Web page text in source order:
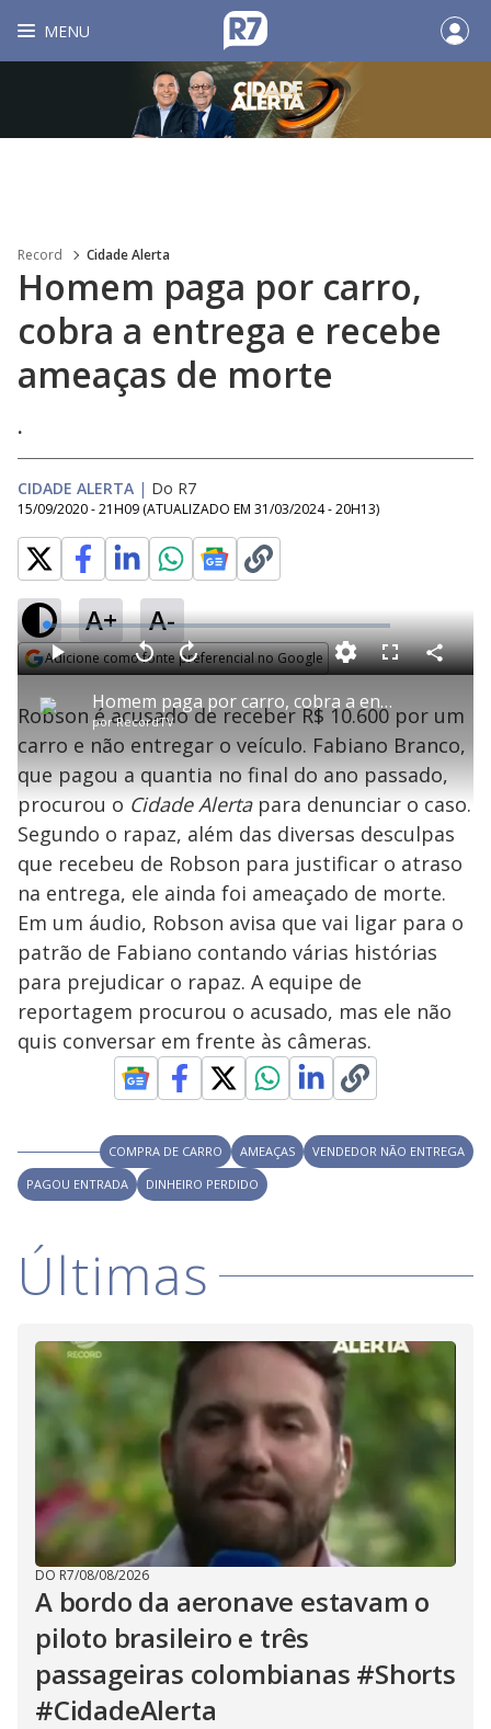
MENU
Record Cidade Alerta
Homem paga por carro,
cobra a entrega e recebe
ameaças de morte
.
CIDADE ALERTA | Do R7
15/09/2020 - 21H09 (ATUALIZADO EM 31/03/2024 - 20H13)
A+ A-
Adicione como fonte preferencial no Google
P
l
a
y
V
i
d
e
Homem paga por carro, cobra a entrega e recebe ameaças de morte
porRecordTV
P V
t
a
r
0
e
g
u
n
d
s
A
n
ç
a
1
0
s
e
u
n
M
u
d
o
L
o
a
d
e
:
1
.
1
5
%
F
l
n
C
o
a
r
i
l
a
Robson é acusado de receber R$ 10.600 por um
carro e não entregar o veículo. Fabiano Branco,
que pagou a quantia no final do ano passado,
procurou o Cidade Alertapara denunciar o caso.
Segundo o rapaz, além das diversas desculpas
que recebeu de Robson para justificar o atraso
na entrega, ele ainda foi ameaçado de morte.
Em um áudio, Robson avisa que vai ligar para o
patrão de Fabiano contando várias histórias
para prejudicar o rapaz. A equipe de
reportagem procurou o acusado, mas ele não
quis conversar em frente às câmeras.
COMPRA DE CARRO AMEAÇAS
VENDEDOR NÃO ENTREGA
PAGOU ENTRADA
DINHEIRO PERDIDO
Últimas
DO R7/08/08/2026
A bordo da aeronave estavam o
piloto brasileiro e três
passageiras colombianas #Shorts
#CidadeAlerta